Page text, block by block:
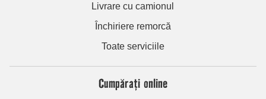
Livrare cu camionul
Închiriere remorcă
Toate serviciile
Cumpărați online